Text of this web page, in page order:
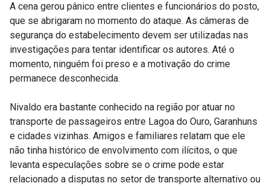
A cena gerou pânico entre clientes e funcionários do posto,
que se abrigaram no momento do ataque. As câmeras de
segurança do estabelecimento devem ser utilizadas nas
investigações para tentar identificar os autores. Até o
momento, ninguém foi preso e a motivação do crime
permanece desconhecida.
Nivaldo era bastante conhecido na região por atuar no
transporte de passageiros entre Lagoa do Ouro, Garanhuns
e cidades vizinhas. Amigos e familiares relatam que ele
não tinha histórico de envolvimento com ilícitos, o que
levanta especulações sobre se o crime pode estar
relacionado a disputas no setor de transporte alternativo ou